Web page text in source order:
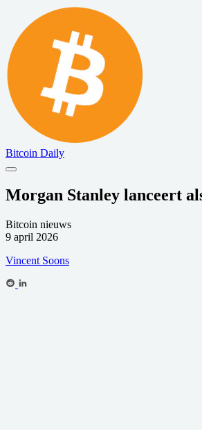
Bitcoin Daily
Morgan Stanley lanceert
Bitcoin nieuws
9 april 2026
Vincent Soons